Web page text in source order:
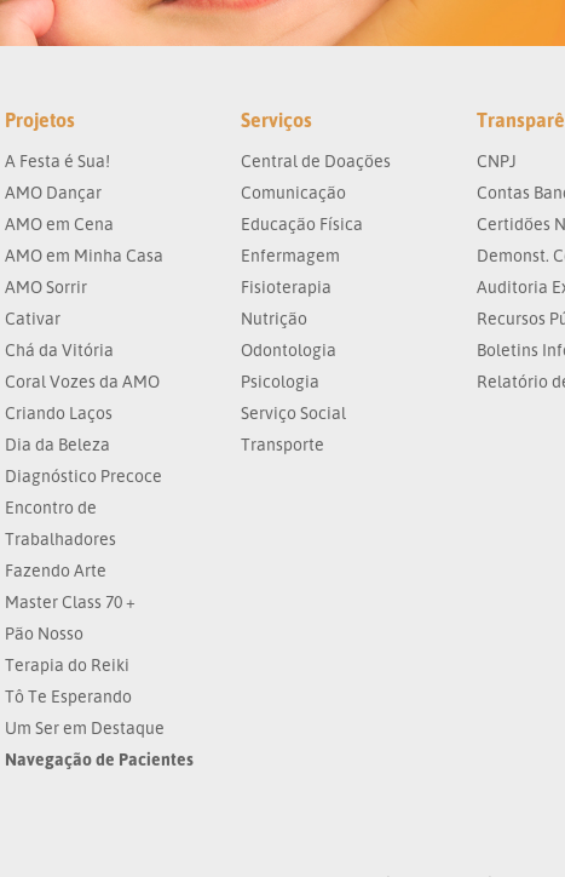
Projetos
A Festa é Sua!
AMO Dançar
AMO em Cena
AMO em Minha Casa
AMO Sorrir
Cativar
Chá da Vitória
Coral Vozes da AMO
Criando Laços
Dia da Beleza
Diagnóstico Precoce
Encontro de
Trabalhadores
Fazendo Arte
Master Class 70 +
Pão Nosso
Terapia do Reiki
Tô Te Esperando
Um Ser em Destaque
Navegação de Pacientes
Serviços
Central de Doações
Comunicação
Educação Física
Enfermagem
Fisioterapia
Nutrição
Odontologia
Psicologia
Serviço Social
Transporte
CNPJ
Contas
Certidões
Demonst.
Auditoria
Recursos
Boletins
Relatório